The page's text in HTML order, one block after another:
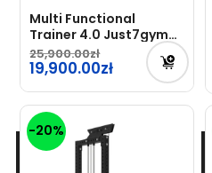
Multi Functional
Trainer 4.0 Just7gym
Professional
25,900.00
Pierwotna
cena
wynosiła:
25,900.00zł.
19,900.00
Aktualna
cena
wynosi:
19,900.00zł.
-20%